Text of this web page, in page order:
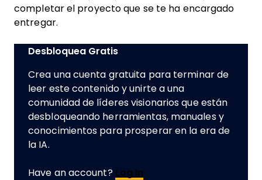
completar el proyecto que se te ha encargado
entregar.
Desbloquea Gratis
Crea una cuenta gratuita para terminar de
leer este contenido y unirte a una
comunidad de líderes visionarios que están
desbloqueando herramientas, manuales y
conocimientos para prosperar en la era de
la IA.
Have an account? Log In